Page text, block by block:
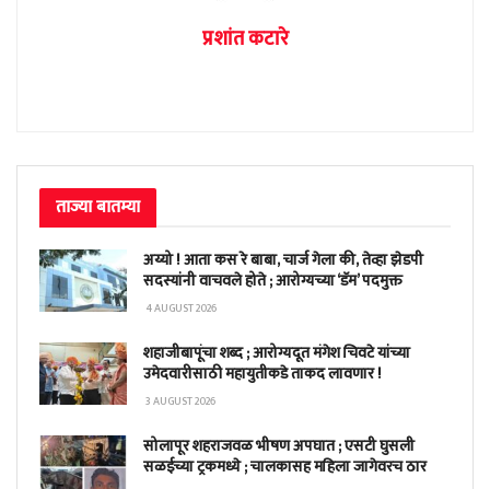
प्रशांत कटारे
ताज्या बातम्या
अय्यो ! आता कस रे बाबा, चार्ज गेला की, तेव्हा झेडपी
सदस्यांनी वाचवले होते ; आरोग्यच्या ‘डॅम’ पदमुक्त
4 AUGUST 2026
शहाजीबापूंचा शब्द ; आरोग्यदूत मंगेश चिवटे यांच्या
उमेदवारीसाठी महायुतीकडे ताकद लावणार !
3 AUGUST 2026
सोलापूर शहराजवळ भीषण अपघात ; एसटी घुसली
सळईच्या ट्रकमध्ये ; चालकासह महिला जागेवरच ठार